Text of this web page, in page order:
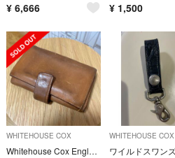
¥ 6,666 ¥ 1,500
WHITEHOUSE COX
Whitehouse Cox England🇬🇧ホワイトハウスコックス
WHITEHOUSE COX